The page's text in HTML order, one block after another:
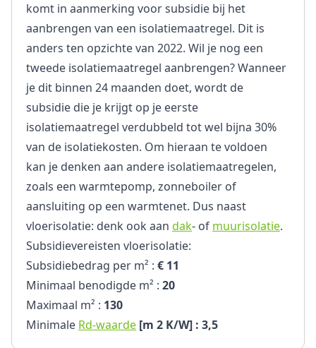
komt in aanmerking voor subsidie bij het
aanbrengen van een isolatiemaatregel. Dit is
anders ten opzichte van 2022. Wil je nog een
tweede isolatiemaatregel aanbrengen? Wanneer
je dit binnen 24 maanden doet, wordt de
subsidie die je krijgt op je eerste
isolatiemaatregel verdubbeld tot wel bijna 30%
van de isolatiekosten. Om hieraan te voldoen
kan je denken aan andere isolatiemaatregelen,
zoals een warmtepomp, zonneboiler of
aansluiting op een warmtenet. Dus naast
vloerisolatie: denk ook aan dak- of muurisolatie.
Subsidievereisten vloerisolatie:
Subsidiebedrag per m² : € 11
Minimaal benodigde m² : 20
Maximaal m² : 130
Minimale Rd-waarde [m 2 K/W] : 3,5